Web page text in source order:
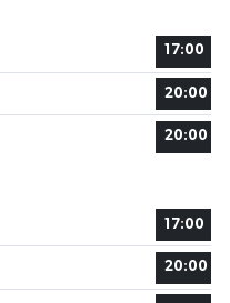
17:00
20:00
20:00
17:00
20:00